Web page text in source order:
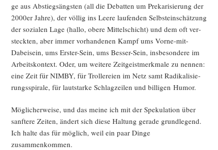
ge aus Abstiegs­ängs­ten (all die Debat­ten um Pre­ka­ri­sie­rung der
2000er Jah­re), der völ­lig ins Lee­re lau­fen­den Selbst­ein­schät­zung
der sozia­len Lage (hal­lo, obe­re Mit­tel­schicht) und dem oft ver­
steck­ten, aber immer vor­han­de­nen Kampf ums Vor­ne-mit-
Dabei­sein, ums Ers­ter-Sein, ums Bes­ser-Sein, ins­be­son­de­re im
Arbeits­kon­text. Oder, um wei­te­re Zeit­geist­merk­ma­le zu nen­nen:
eine Zeit für NIMBY, für Trol­lerei­en im Netz samt Radi­ka­li­sie­
rungs­spi­ra­le, für laut­star­ke Schlag­zei­len und bil­li­gen Humor.
Mög­li­cher­wei­se, und das mei­ne ich mit der Spe­ku­la­ti­on über
sanf­te­re Zei­ten, ändert sich die­se Hal­tung gera­de grund­le­gend.
Ich hal­te das für mög­lich, weil ein paar Din­ge
zusammenkommen.